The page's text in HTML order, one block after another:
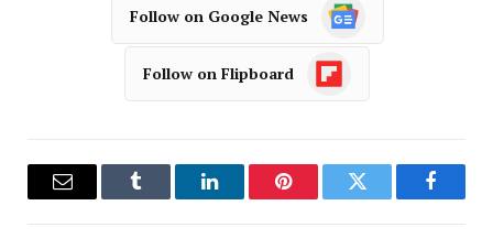
Follow on Google News
Follow on Flipboard
فيسبوك تويتر بينتيريستلينكدإن Tumblr
البريد